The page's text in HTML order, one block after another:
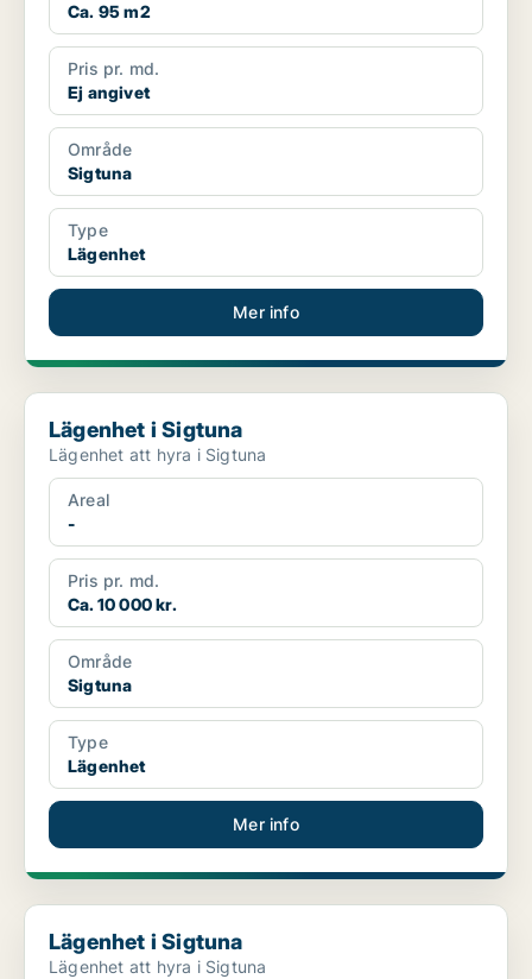
Ca. 95 m2
Pris pr. md.
Ej angivet
Område
Sigtuna
Type
Lägenhet
Mer info
Lägenhet i Sigtuna
Lägenhet i Sigtuna
Lägenhet att hyra i Sigtuna
Areal
-
Pris pr. md.
Ca. 10 000 kr.
Område
Sigtuna
Type
Lägenhet
Mer info
Lägenhet i Sigtuna
Lägenhet i Sigtuna
Lägenhet att hyra i Sigtuna